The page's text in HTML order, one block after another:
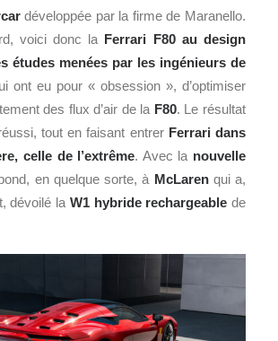
développée par la firme de Maranello.
voici donc la Ferrari F80 au design
études menées par les ingénieurs de
ont eu pour « obsession », d’optimiser
des flux d’air de la F80. Le résultat
tout en faisant entrer Ferrari dans
celle de l’extrême. Avec la nouvelle
en quelque sorte, à McLarenqui a,
dévoilé la W1 hybride rechargeable de